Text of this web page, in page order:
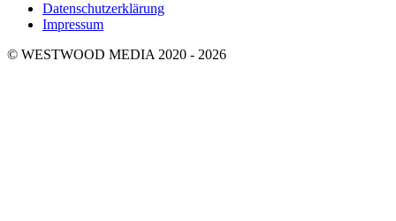
Datenschutzerklärung
Impressum
© WESTWOOD MEDIA 2020 - 2026